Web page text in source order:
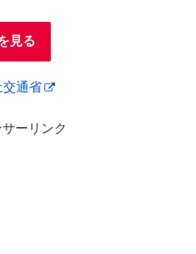
見る
交通省
ーリンク